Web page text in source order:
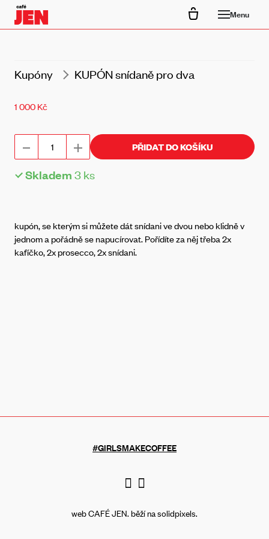
Menu
Kupóny KUPÓN snídaně pro dva
Cena:
1 000 Kč
PŘIDAT DO KOŠÍKU
Skladem3ks
kupón, se kterým si můžete dát snídani ve dvou nebo klidně v
jednom a pořádně se napucírovat. Pořídíte za něj třeba 2x
kafíčko, 2x prosecco, 2x snídani.
#GIRLSMAKECOFFEE
web CAFÉ JEN. běží nasolidpixels.